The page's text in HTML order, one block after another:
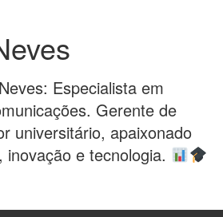
Especialista em
Gerente de
universitário, apaixonado
inovação e tecnologia.